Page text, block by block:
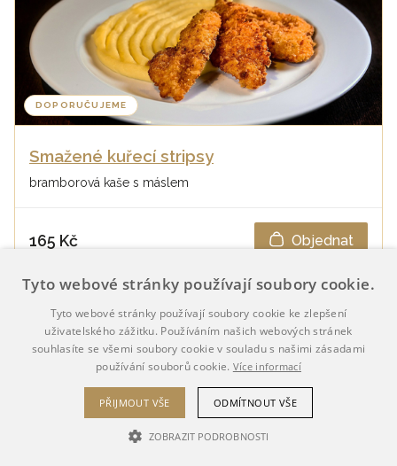
DOPORUČUJEME
Smažené kuřecí stripsy
bramborová kaše s máslem
165 Kč Objednat
Tyto webové stránky používají soubory cookie.
Tyto webové stránky používají soubory cookie ke zlepšení
uživatelského zážitku. Používáním našich webových stránek
souhlasíte se všemi soubory cookie v souladu s našimi zásadami
používání souborů cookie. Více informací
PŘIJMOUT VŠE ODMÍTNOUT VŠE
ZOBRAZIT PODROBNOSTI